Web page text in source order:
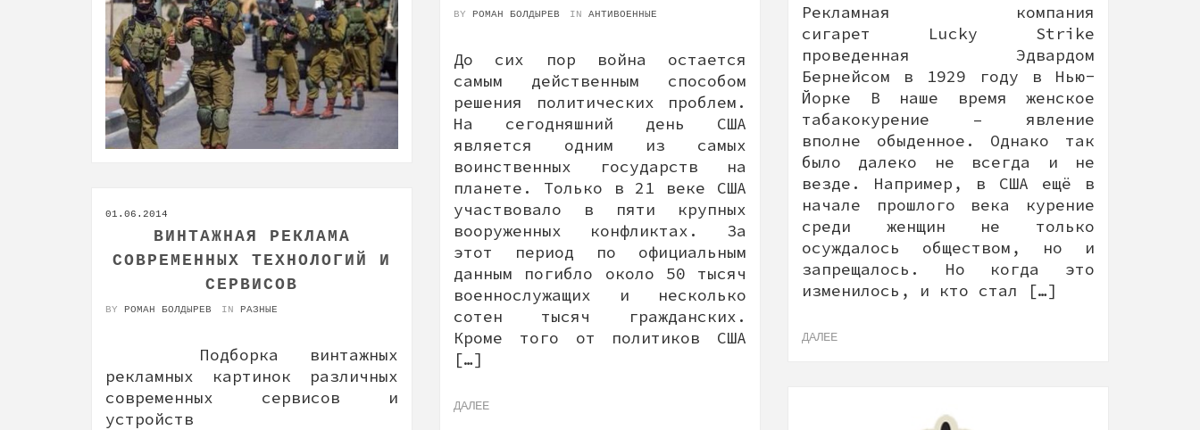
Рекламная компания
сигарет Lucky Strike
проведенная Эдвардом
Бернейсом в 1929 году в Нью-
Йорке В наше время женское
табакокурение – явление
вполне обыденное. Однако так
было далеко не всегда и не
везде. Например, в США ещё в
начале прошлого века курение
среди женщин не только
осуждалось обществом, но и
запрещалось. Но когда это
изменилось, и кто стал […]
ДАЛЕЕ
BY РОМАН БОЛДЫРЕВ IN АНТИВОЕННЫЕ
До сих пор война остается
самым действенным способом
решения политических проблем.
На сегодняшний день США
является одним из самых
воинственных государств на
планете. Только в 21 веке США
участвовало в пяти крупных
вооруженных конфликтах. За
этот период по официальным
данным погибло около 50 тысяч
военнослужащих и несколько
сотен тысяч гражданских.
Кроме того от политиков США
[…]
ДАЛЕЕ
01.06.2014
ВИНТАЖНАЯ РЕКЛАМА
СОВРЕМЕННЫХ ТЕХНОЛОГИЙ И
СЕРВИСОВ
BY РОМАН БОЛДЫРЕВ IN РАЗНЫЕ
Подборка винтажных
рекламных картинок различных
современных сервисов и
устройств